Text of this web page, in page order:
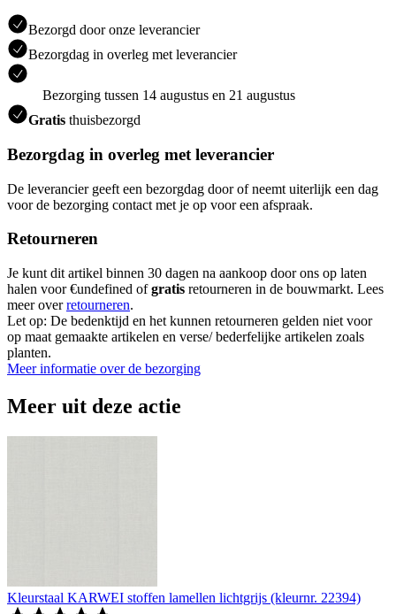
Bezorgd door onze leverancier
Bezorgdag in overleg met leverancier
Bezorging tussen 14 augustus en 21 augustus
Gratis thuisbezorgd
Bezorgdag in overleg met leverancier
De leverancier geeft een bezorgdag door of neemt uiterlijk een dag
voor de bezorging contact met je op voor een afspraak.
Retourneren
Je kunt dit artikel binnen 30 dagen na aankoop door ons op laten
halen voor €undefined ofgratis retourneren in de bouwmarkt. Lees
meer overretourneren.
Let op: De bedenktijd en het kunnen retourneren gelden niet voor
op maat gemaakte artikelen en verse/ bederfelijke artikelen zoals
planten.
Meer informatie over de bezorging
Meer uit deze actie
Kleurstaal KARWEI stoffen lamellen lichtgrijs (kleurnr. 22394)